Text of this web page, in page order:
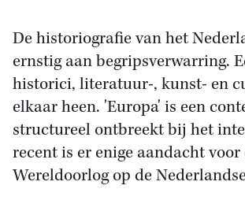
De historiografie van het
ernstig aan begripsverwarring.
historici, literatuur-, kunst- en
elkaar heen. 'Europa' is een
structureel ontbreekt bij het
recent is er enige aandacht
Wereldoorlog op de